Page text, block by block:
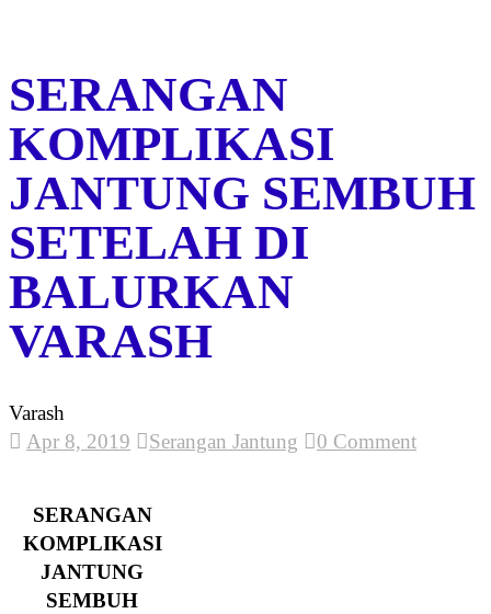
SERANGAN
KOMPLIKASI
JANTUNG SEMBUH
SETELAH DI
BALURKAN
VARASH
Varash
Apr 8, 2019
Serangan Jantung 0 Comment
SERANGAN
KOMPLIKASI
JANTUNG
SEMBUH